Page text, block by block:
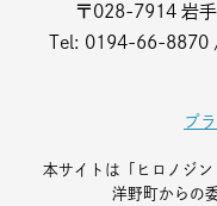
〒028-7914 岩
Tel: 0194-66-8870
プ
本サイトは「ヒロノジ
洋野町からの